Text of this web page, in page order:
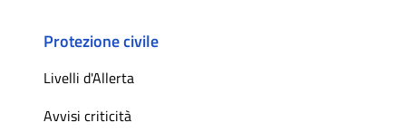
Protezione civile
Livelli d'Allerta
Avvisi criticità